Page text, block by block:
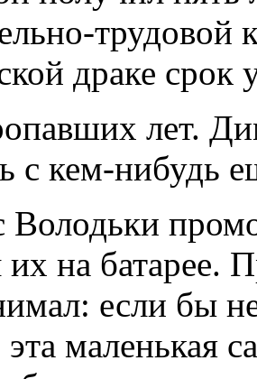
трудовой
драке срок
лет.
с кем-нибудь
Володьки
на батарее.
если бы
маленькая